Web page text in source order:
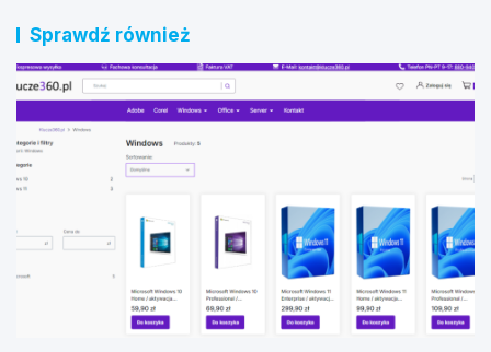
Sprawdź również